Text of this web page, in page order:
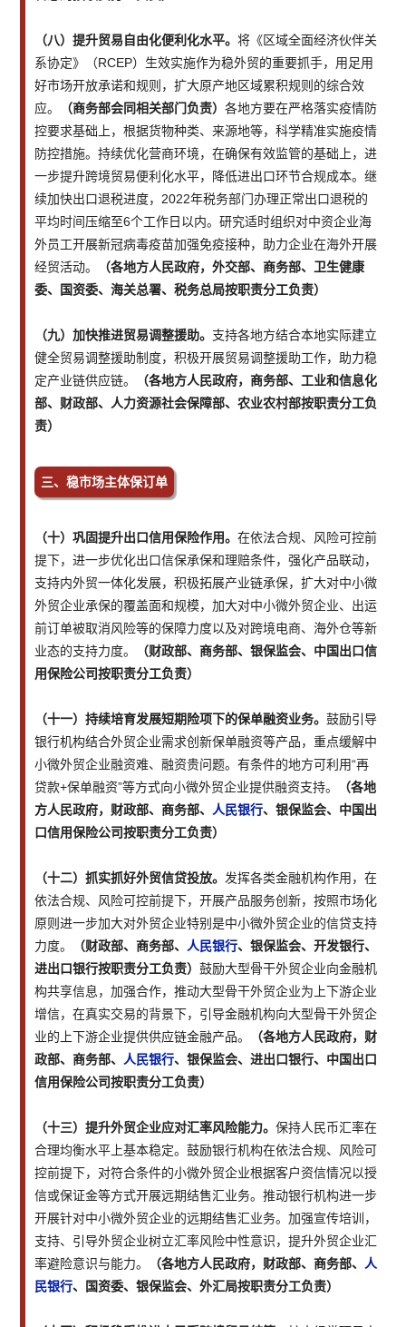
（八）提升贸易自由化便利化水平。 将《区域全面经济伙伴关
系协定》（RCEP）生效实施作为稳外贸的重要抓手，用足用
好市场开放承诺和规则，扩大原产地区域累积规则的综合效
应。
（商务部会同相关部门负责） 各地方要在严格落实疫情防
控要求基础上，根据货物种类、来源地等，科学精准实施疫情
防控措施。持续优化营商环境，在确保有效监管的基础上，进
一步提升跨境贸易便利化水平，降低进出口环节合规成本。继
续加快出口退税进度，2022年税务部门办理正常出口退税的
平均时间压缩至6个工作日以内。研究适时组织对中资企业海
外员工开展新冠病毒疫苗加强免疫接种，助力企业在海外开展
经贸活动。
（各地方人民政府，外交部、商务部、卫生健康
委、国资委、海关总署、税务总局按职责分工负责）
（九）加快推进贸易调整援助。 支持各地方结合本地实际建立
健全贸易调整援助制度，积极开展贸易调整援助工作，助力稳
定产业链供应链。
（各地方人民政府，商务部、工业和信息化
部、财政部、人力资源社会保障部、农业农村部按职责分工负
责）
三、稳市场主体保订单
（十）巩固提升出口信用保险作用。 在依法合规、风险可控前
提下，进一步优化出口信保承保和理赔条件，强化产品联动，
支持内外贸一体化发展，积极拓展产业链承保，扩大对中小微
外贸企业承保的覆盖面和规模，加大对中小微外贸企业、出运
前订单被取消风险等的保障力度以及对跨境电商、海外仓等新
业态的支持力度。
（财政部、商务部、银保监会、中国出口信
用保险公司按职责分工负责）
（十一）持续培育发展短期险项下的保单融资业务。 鼓励引导
银行机构结合外贸企业需求创新保单融资等产品，重点缓解中
小微外贸企业融资难、融资贵问题。有条件的地方可利用“再
贷款+保单融资”等方式向小微外贸企业提供融资支持。
（各地
方人民政府，财政部、商务部、
人民银行、银保监会、中国出
口信用保险公司按职责分工负责）
（十二）抓实抓好外贸信贷投放。 发挥各类金融机构作用，在
依法合规、风险可控前提下，开展产品服务创新，按照市场化
原则进一步加大对外贸企业特别是中小微外贸企业的信贷支持
力度。
（财政部、商务部、 人民银行、银保监会、开发银行、
进出口银行按职责分工负责） 鼓励大型骨干外贸企业向金融机
构共享信息，加强合作，推动大型骨干外贸企业为上下游企业
增信，在真实交易的背景下，引导金融机构向大型骨干外贸企
业的上下游企业提供供应链金融产品。
（各地方人民政府，财
政部、商务部、
人民银行、银保监会、进出口银行、中国出口
信用保险公司按职责分工负责）
（十三）提升外贸企业应对汇率风险能力。 保持人民币汇率在
合理均衡水平上基本稳定。鼓励银行机构在依法合规、风险可
控前提下，对符合条件的小微外贸企业根据客户资信情况以授
信或保证金等方式开展远期结售汇业务。推动银行机构进一步
开展针对中小微外贸企业的远期结售汇业务。加强宣传培训，
支持、引导外贸企业树立汇率风险中性意识，提升外贸企业汇
率避险意识与能力。
（各地方人民政府，财政部、商务部、
人
民银行、国资委、银保监会、外汇局按职责分工负责）